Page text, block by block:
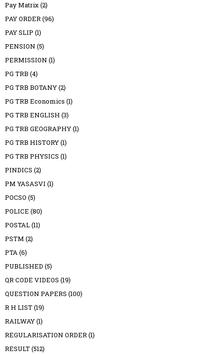
Pay Matrix(2)
PAY ORDER(96)
PAY SLIP (1)
PENSION (5)
PERMISSION (1)
PG TRB (4)
PG TRB BOTANY(2)
PG TRB Economics (1)
PG TRB ENGLISH (3)
PG TRB GEOGRAPHY(1)
PG TRB HISTORY(1)
PG TRB PHYSICS (1)
PINDICS (2)
PM YASASVI (1)
POCSO (5)
POLICE (80)
POSTAL(11)
PSTM (2)
PTA(6)
PUBLISHED (5)
QR CODE VIDEOS (19)
QUESTION PAPERS (100)
R H LIST(19)
RAILWAY(1)
REGULARISATION ORDER(1)
RESULT(512)